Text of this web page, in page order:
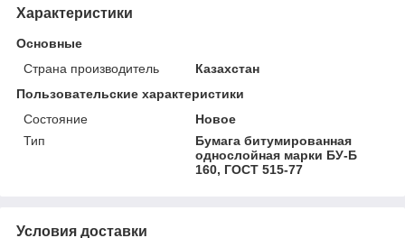
Характеристики
Основные
Страна производитель
Казахстан
Пользовательские характеристики
Состояние
Новое
Тип
Бумага битумированная
однослойная марки БУ-Б
160, ГОСТ 515-77
Условия доставки